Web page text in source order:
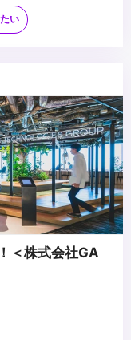
ラフィックの描画
ミュニケーションが
もしくは、一つの映像
い
＜株式会社GA